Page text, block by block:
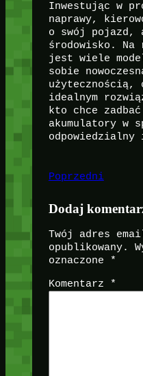
Inwestując w
naprawy,
o swój pojazd,
środowisko. Na
jest wiele
sobie
użytecznością,
idealnym
kto chce
akumulatory w
odpowiedzialny
Poprzedni
Dodaj
Twój adres
opublikowany.
oznaczone
*
Komentarz *